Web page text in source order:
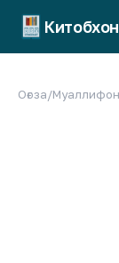
Китобхон
Оғоза/Муаллифон